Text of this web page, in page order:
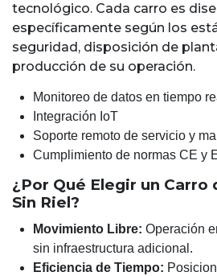
tecnológico. Cada carro es
específicamente según los
seguridad, disposición de
producción de su operación.
Monitoreo de datos en tiempo
Integración IoT
Soporte remoto de servicio y
Cumplimiento de normas CE y
¿Por Qué Elegir un Carro
Sin Riel?
Movimiento Libre: Operación
sin infraestructura adicional.
Eficiencia de Tiempo: